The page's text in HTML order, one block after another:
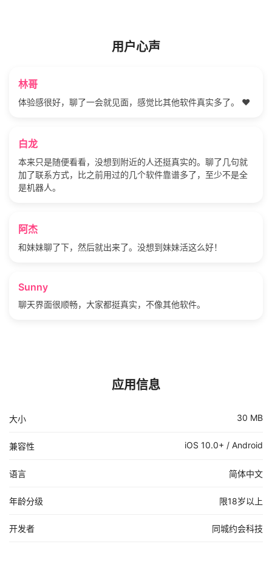
用户心声
林哥
体验感很好，聊了一会就见面，感觉比其他软件真实多了。 ❤️
白龙
本来只是随便看看，没想到附近的人还挺真实的。聊了几句就
加了联系方式，比之前用过的几个软件靠谱多了，至少不是全
是机器人。
阿杰
和妹妹聊了下，然后就出来了。没想到妹妹活这么好！
Sunny
聊天界面很顺畅，大家都挺真实，不像其他软件。
应用信息
大小 30 MB
兼容性 iOS 10.0+ / Android
语言 简体中文
年龄分级 限18岁以上
开发者 同城约会科技